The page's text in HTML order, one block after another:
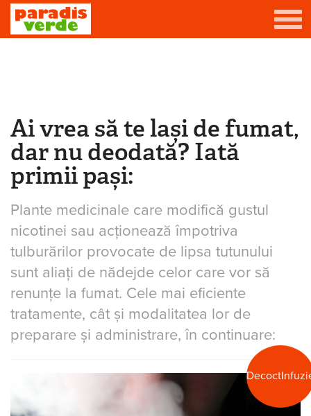
Viță-de-vie
Casă
Producători de vin
Promovează afacerea ta
Contact
Eşti aici
Ai vrea să te lași de fumat,
dar nu deodată? Iată
primii pași:
Plante medicinale care modifică gustul
nicotinei sau acționează împotriva
tulburărilor provocate de lipsa tutunului
sunt aliați de nădejde celor care vor să
renunțe la fumat. Cele mai eficiente
tratamente, cât și modalitatea lor de
preparare și administrare, în continuare:
Decoct